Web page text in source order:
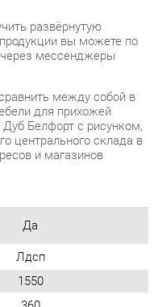
между собой в
для прихожей
Белфорт с рисунком,
склада в
и магазинов
Да
Лдсп
360
дуб белфорт
2041
55.8